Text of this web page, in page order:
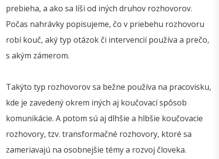
prebieha, a ako sa líši od iných druhov rozhovorov.
Počas nahrávky popisujeme, čo v priebehu rozhovoru
robí kouč, aký typ otázok či intervencií používa a prečo,
s akým zámerom.
Takýto typ rozhovorov sa bežne používa na pracovisku,
kde je zavedený okrem iných aj koučovací spôsob
komunikácie. A potom sú aj dlhšie a hlbšie koučovacie
rozhovory, tzv. transformačné rozhovory, ktoré sa
zameriavajú na osobnejšie témy a rozvoj človeka.